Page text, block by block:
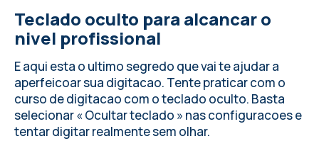
Teclado oculto para alcancar o
nivel profissional
E aqui esta o ultimo segredo que vai te ajudar a
aperfeicoar sua digitacao. Tente praticar com o
curso de digitacao com o teclado oculto. Basta
selecionar « Ocultar teclado » nas configuracoes e
tentar digitar realmente sem olhar.